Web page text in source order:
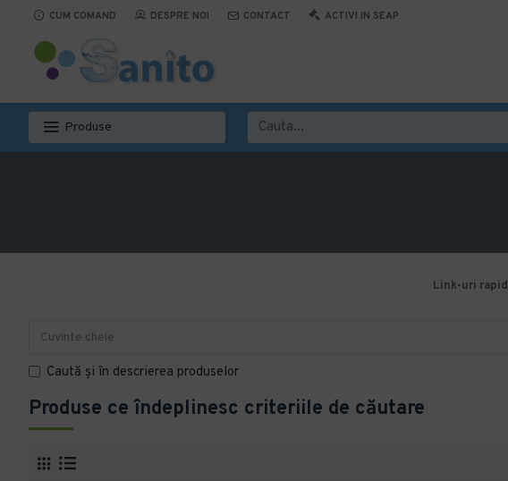
CUM COMAND DESPRE NOI CONTACT ACTIVI IN SEAP
Produse
Link-uri
Caută și în descrierea produselor
Produse ce îndeplinesc criteriile de căutare